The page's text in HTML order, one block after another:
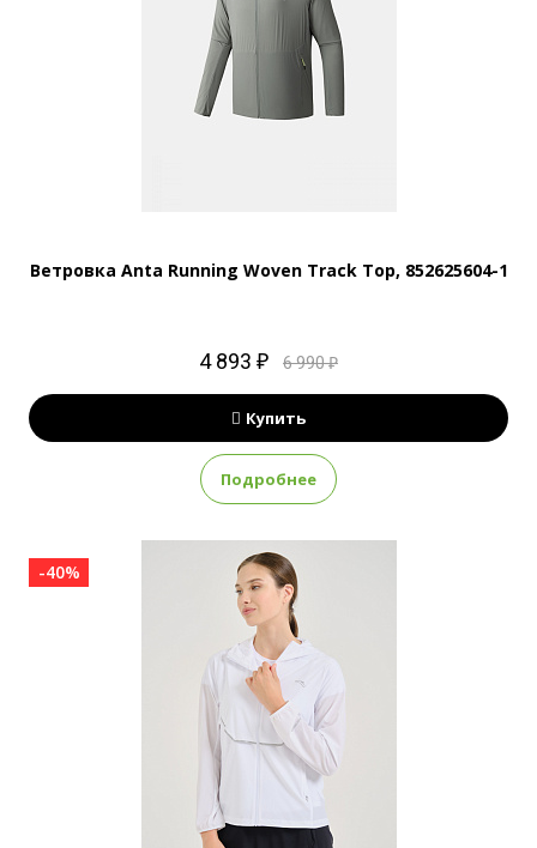
Ветровка Anta Running Woven Track Top, 852625604-1
4 893 ₽ 6 990 ₽
Купить
Подробнее
-40%